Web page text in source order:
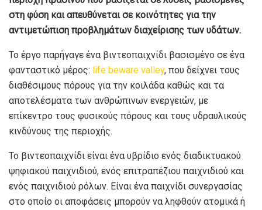
στη φύση και απευθύνεται σε κοινότητες για την
αντιμετώπιση προβλημάτων διαχείρισης των υδάτων.
Το έργο παρήγαγε ένα βιντεοπαιχνίδι βασισμένο σε ένα
φανταστικό μέρος: life beware valley, που δείχνει τους
διαθέσιμους πόρους για την κοιλάδα καθώς και τα
αποτελέσματα των ανθρώπινων ενεργειών, με
επίκεντρο τους φυσικούς πόρους και τους υδραυλικούς
κινδύνους της περιοχής.
Το βιντεοπαιχνίδι είναι ένα υβρίδιο ενός διαδικτυακού
ψηφιακού παιχνιδιού, ενός επιτραπέζιου παιχνιδιού και
ενός παιχνιδιού ρόλων. Είναι ένα παιχνίδι συνεργασίας
στο οποίο οι αποφάσεις μπορούν να ληφθούν ατομικά ή